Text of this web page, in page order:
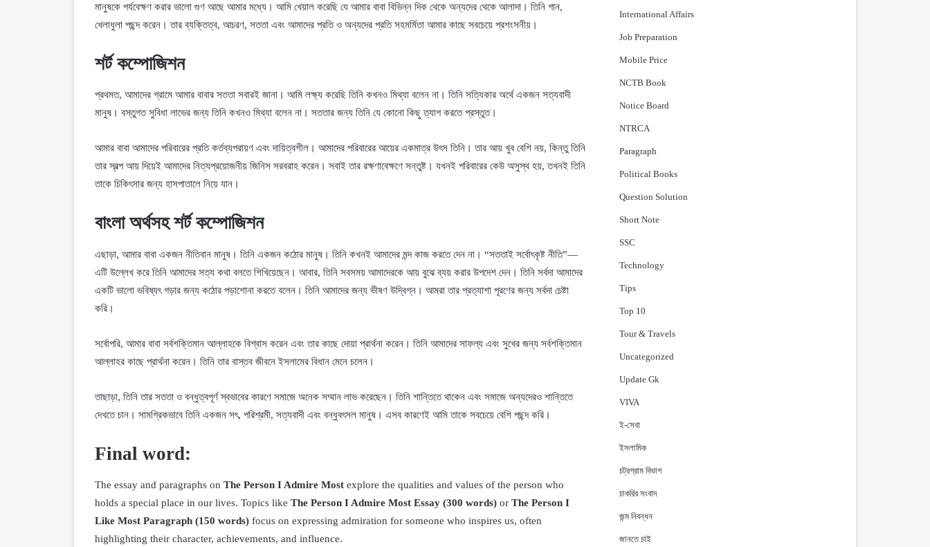
মানুষকে পর্যবেক্ষণ করার ভালো গুণ আছে আমার মধ্যে। আমি খেয়াল করেছি যে আমার বাবা বিভিন্ন দিক থেকে অন্যদের থেকে আলাদা। তিনি গান,
খেলাধুলা পছন্দ করেন। তার ব্যক্তিত্ব, আচরণ, সততা এবং আমাদের প্রতি ও অন্যদের প্রতি সহমর্মিতা আমার কাছে সবচেয়ে প্রশংসনীয়।
শর্ট কম্পোজিশন
প্রথমত, আমাদের গ্রামে আমার বাবার সততা সবারই জানা। আমি লক্ষ্য করেছি তিনি কখনও মিথ্যা বলেন না। তিনি সত্যিকার অর্থে একজন সত্যবাদী
মানুষ। বস্তুগত সুবিধা লাভের জন্য তিনি কখনও মিথ্যা বলেন না। সততার জন্য তিনি যে কোনো কিছু ত্যাগ করতে প্রস্তুত।
আমার বাবা আমাদের পরিবারের প্রতি কর্তব্যপরায়ণ এবং দায়িত্বশীল। আমাদের পরিবারের আয়ের একমাত্র উৎস তিনি। তার আয় খুব বেশি নয়, কিন্তু তিনি
তার স্বল্প আয় দিয়েই আমাদের নিত্যপ্রয়োজনীয় জিনিস সরবরাহ করেন। সবাই তার রক্ষণাবেক্ষণে সন্তুষ্ট। যখনই পরিবারের কেউ অসুস্থ হয়, তখনই তিনি
তাকে চিকিৎসার জন্য হাসপাতালে নিয়ে যান।
বাংলা অর্থসহ শর্ট কম্পোজিশন
এছাড়া, আমার বাবা একজন নীতিবান মানুষ। তিনি একজন কঠোর মানুষ। তিনি কখনই আমাদের মন্দ কাজ করতে দেন না। “সততাই সর্বোৎকৃষ্ট নীতি”—
এটি উল্লেখ করে তিনি আমাদের সত্য কথা বলতে শিখিয়েছেন। আবার, তিনি সবসময় আমাদেরকে আয় বুঝে ব্যয় করার উপদেশ দেন। তিনি সর্বদা আমাদের
একটি ভালো ভবিষ্যৎ গড়ার জন্য কঠোর পড়াশোনা করতে বলেন। তিনি আমাদের জন্য ভীষণ উদ্বিগ্ন। আমরা তার প্রত্যাশা পূরণের জন্য সর্বদা চেষ্টা
করি।
সর্বোপরি, আমার বাবা সর্বশক্তিমান আল্লাহকে বিশ্বাস করেন এবং তার কাছে দোয়া প্রার্থনা করেন। তিনি আমাদের সাফল্য এবং সুখের জন্য সর্বশক্তিমান
আল্লাহর কাছে প্রার্থনা করেন। তিনি তার বাস্তব জীবনে ইসলামের বিধান মেনে চলেন।
তাছাড়া, তিনি তার সততা ও বন্ধুত্বপূর্ণ স্বভাবের কারণে সমাজে অনেক সম্মান লাভ করেছেন। তিনি শান্তিতে থাকেন এবং সমাজে অন্যদেরও শান্তিতে
দেখতে চান। সামগ্রিকভাবে তিনি একজন সৎ, পরিশ্রমী, সত্যবাদী এবং বন্ধুবৎসল মানুষ। এসব কারণেই আমি তাকে সবচেয়ে বেশি পছন্দ করি।
Final word:
The essay and paragraphs on The Person I Admire Most explore the qualities and values of the person who
holds a special place in our lives. Topics like The Person I Admire Most Essay (300 words) or The Person I
Like Most Paragraph (150 words) focus on expressing admiration for someone who inspires us, often
highlighting their character, achievements, and influence.
International Affairs
Job Preparation
Mobile Price
NCTB Book
Notice Board
NTRCA
Paragraph
Political Books
Question Solution
Short Note
‍SSC
Technology
Tips
Top 10
Tour & Travels
Uncategorized
Update Gk
VIVA
ই-সেবা
ইসলামিক
চট্রগ্রাম বিভাগ
চাকরির সংবাদ
জন্ম নিবন্ধন
জানতে চাই